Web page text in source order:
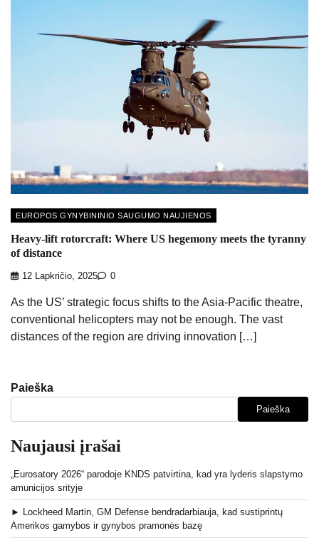
EUROPOS GYNYBININIO SAUGUMO NAUJIENOS
Heavy-lift rotorcraft: Where US hegemony meets the tyranny
of distance
12 Lapkričio, 2025 0
As the US’ strategic focus shifts to the Asia-Pacific theatre,
conventional helicopters may not be enough. The vast
distances of the region are driving innovation […]
Paieška
Paieška
Naujausi įrašai
„Eurosatory 2026“ parodoje KNDS patvirtina, kad yra lyderis slapstymo
amunicijos srityje
► Lockheed Martin, GM Defense bendradarbiauja, kad sustiprintų
Amerikos gamybos ir gynybos pramonės bazę